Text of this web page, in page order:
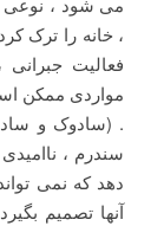
، خانه را ترک
فعالیت
مواردی ممکن
سندرم ،
دهد که نمی
آنها تصمیم